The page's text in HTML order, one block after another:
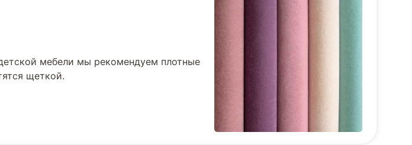
мебели мы рекомендуем плотные
щеткой.